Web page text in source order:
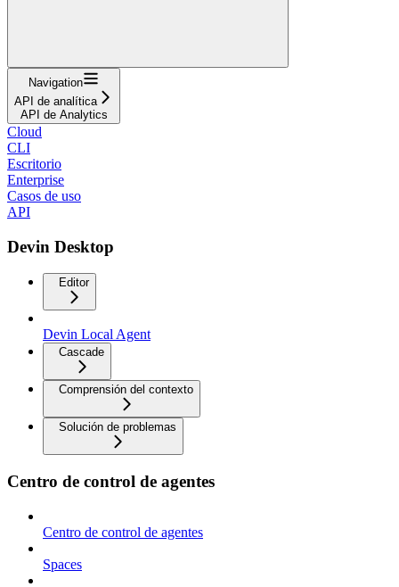
Navigation
API de analítica
API de Analytics
Cloud
CLI
Escritorio
Enterprise
Casos de uso
API
Devin Desktop
Editor
Devin Local Agent
Cascade
Comprensión del contexto
Solución de problemas
Centro de control de agentes
Centro de control de agentes
Spaces